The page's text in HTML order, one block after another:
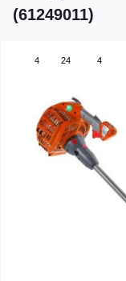
(61249011)
4 24 4